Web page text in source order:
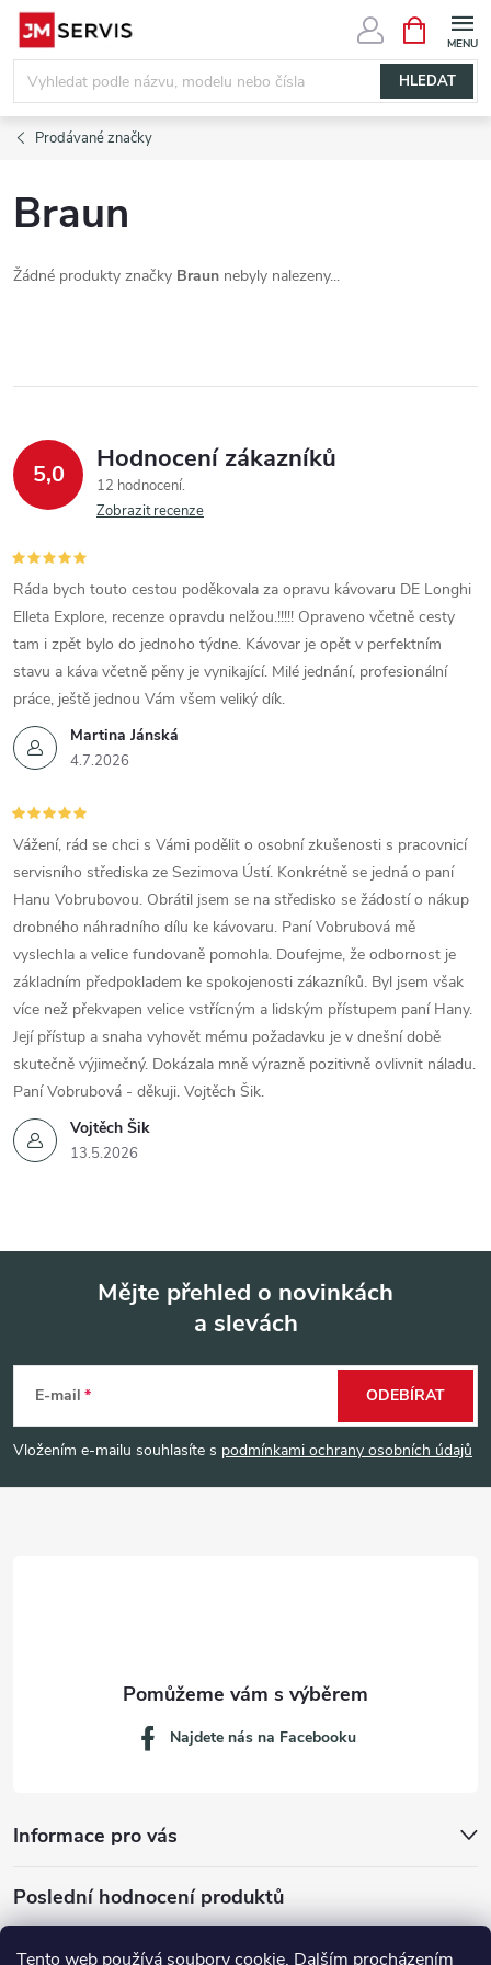
Tento web používá soubory cookie. Dalším procházením
Přejít
obsah
HLEDAT
NÁKUPNÍ
KOŠÍK
Prodávané značky
Braun
Žádné produkty značky Braun nebyly nalezeny...
5,0 Hodnocení zákazníků
12 hodnocení
Zobrazit recenze
Martina Jánská
4.7.2026
Ráda bych touto cestou poděkovala za opravu kávovaru DE Longhi
Elleta Explore, recenze opravdu nelžou.!!!!! Opraveno včetně cesty
tam i zpět bylo do jednoho týdne. Kávovar je opět v perfektním
stavu a káva včetně pěny je vynikající. Milé jednání, profesionální
práce, ještě jednou Vám všem veliký dík.
Vojtěch Šik
13.5.2026
Vážení, rád se chci s Vámi podělit o osobní zkušenosti s pracovnicí
servisního střediska ze Sezimova Ústí. Konkrétně se jedná o paní
Hanu Vobrubovou. Obrátil jsem se na středisko se žádostí o nákup
drobného náhradního dílu ke kávovaru. Paní Vobrubová mě
vyslechla a velice fundovaně pomohla. Doufejme, že odbornost je
základním předpokladem ke spokojenosti zákazníků. Byl jsem však
více než překvapen velice vstřícným a lidským přístupem paní Hany.
Její přístup a snaha vyhovět mému požadavku je v dnešní době
skutečně výjimečný. Dokázala mně výrazně pozitivně ovlivnit náladu.
Paní Vobrubová - děkuji. Vojtěch Šik.
p
a
Mějte přehled o novinkách
a slevách
E-mail
Vložením e-mailu souhlasíte s podmínkami ochrany osobních údajů
ODEBÍRAT
Informace pro vás
Najdete nás na Facebooku
Poslední hodnocení produktů